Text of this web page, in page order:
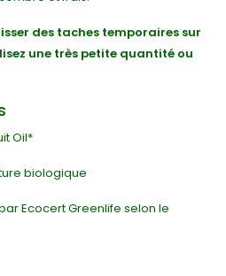
des taches temporaires sur
une très petite quantité ou
Oil*
biologique
Ecocert Greenlife selon le